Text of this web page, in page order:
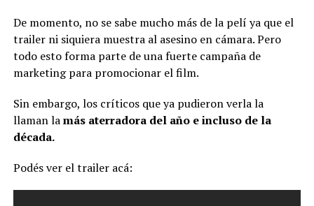
De momento, no se sabe mucho más de la pelí ya que el
trailer ni siquiera muestra al asesino en cámara. Pero
todo esto forma parte de una fuerte campaña de
marketing para promocionar el film.
Sin embargo, los críticos que ya pudieron verla la
llaman lamás aterradora del año e incluso de la
década.
Podés ver el trailer acá: